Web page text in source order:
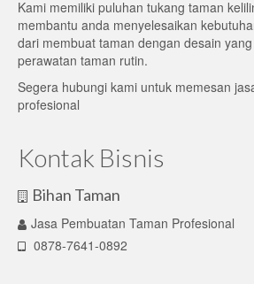
Kami memiliki puluhan tukang taman
membantu anda menyelesaikan
dari membuat taman dengan desain
perawatan taman rutin.
Segera hubungi kami untuk memesan
profesional
Kontak Bisnis
Bihan Taman
Jasa Pembuatan Taman Profesional
0878-7641-0892